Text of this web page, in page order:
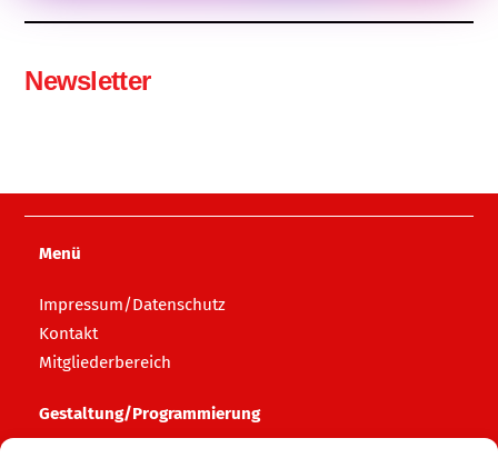
Newsletter
Menü
Impressum/Datenschutz
Kontakt
Mitgliederbereich
Gestaltung/Programmierung